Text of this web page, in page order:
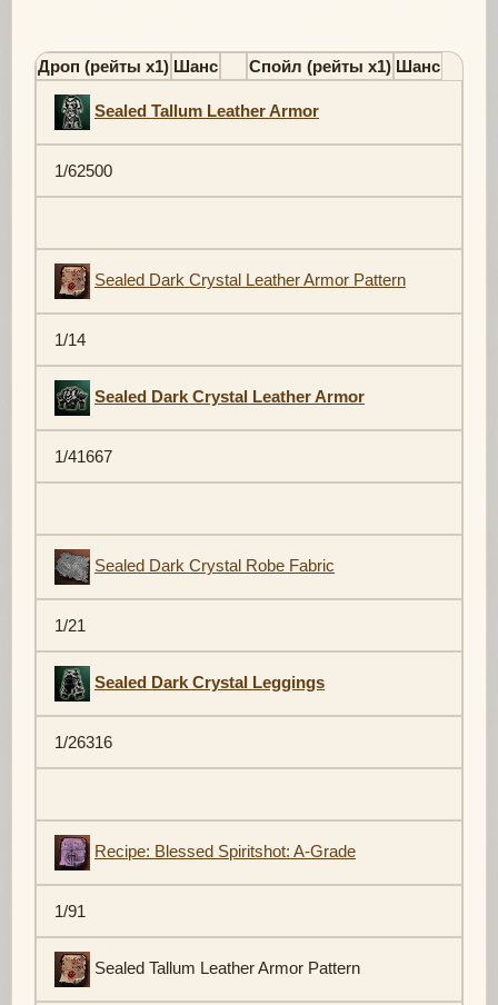
Дроп (рейты х1) Шанс Спойл (рейты х1) Шанс
Sealed Tallum Leather Armor
1/62500
Sealed Dark Crystal Leather Armor Pattern
1/14
Sealed Dark Crystal Leather Armor
1/41667
Sealed Dark Crystal Robe Fabric
1/21
Sealed Dark Crystal Leggings
1/26316
Recipe: Blessed Spiritshot: A-Grade
1/91
Sealed Tallum Leather Armor Pattern